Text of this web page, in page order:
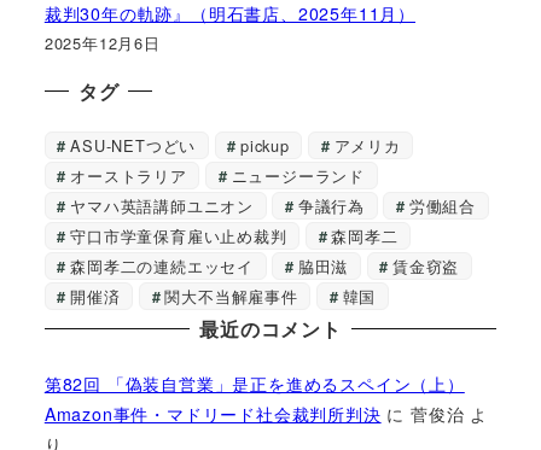
裁判30年の軌跡』（明石書店、2025年11月）
2025年12月6日
タグ
ASU-NETつどい pickup
アメリカ
オーストラリア
ニュージーランド
ヤマハ英語講師ユニオン
争議行為
労働組合
守口市学童保育雇い止め裁判
森岡孝二
森岡孝二の連続エッセイ
脇田滋
賃金窃盗
開催済
関大不当解雇事件 韓国
最近のコメント
第82回 「偽装自営業」是正を進めるスペイン（上）
Amazon事件・マドリード社会裁判所判決 に菅俊治 よ
り